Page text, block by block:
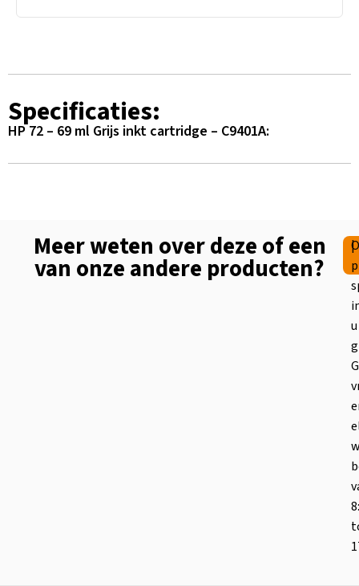
Specificaties:
HP 72 – 69 ml Grijs inkt cartridge – C9401A:
Meer weten over deze of een
van onze andere producten?
|
u